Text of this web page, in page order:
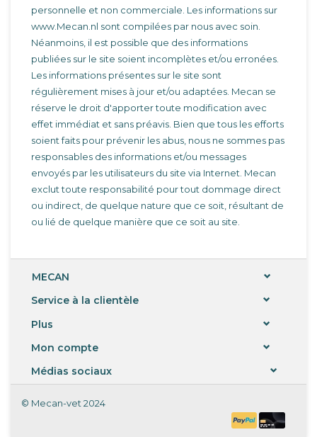
personnelle et non commerciale. Les informations sur
www.Mecan.nl sont compilées par nous avec soin.
Néanmoins, il est possible que des informations
publiées sur le site soient incomplètes et/ou erronées.
Les informations présentes sur le site sont
régulièrement mises à jour et/ou adaptées. Mecan se
réserve le droit d'apporter toute modification avec
effet immédiat et sans préavis. Bien que tous les efforts
soient faits pour prévenir les abus, nous ne sommes pas
responsables des informations et/ou messages
envoyés par les utilisateurs du site via Internet. Mecan
exclut toute responsabilité pour tout dommage direct
ou indirect, de quelque nature que ce soit, résultant de
ou lié de quelque manière que ce soit au site.
MECAN
Service à la clientèle
Plus
Mon compte
Médias sociaux